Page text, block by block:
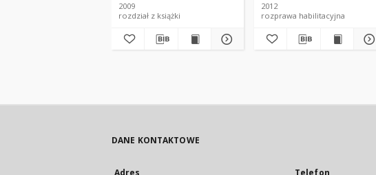
możliwym równoczesnym
jego ściananiu za pomocą
2009
rozdział z książki
2012
rozprawa habilitacyjna
DANE KONTAKTOWE
Adres Telefon